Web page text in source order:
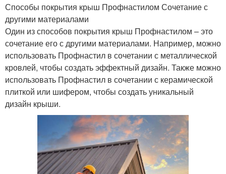
Способы покрытия крыш Профнастилом Сочетание с
другими материалами
Один из способов покрытия крыш Профнастилом – это
сочетание его с другими материалами. Например, можно
использовать Профнастил в сочетании с металлической
кровлей, чтобы создать эффектный дизайн. Также можно
использовать Профнастил в сочетании с керамической
плиткой или шифером, чтобы создать уникальный
дизайн крыши.